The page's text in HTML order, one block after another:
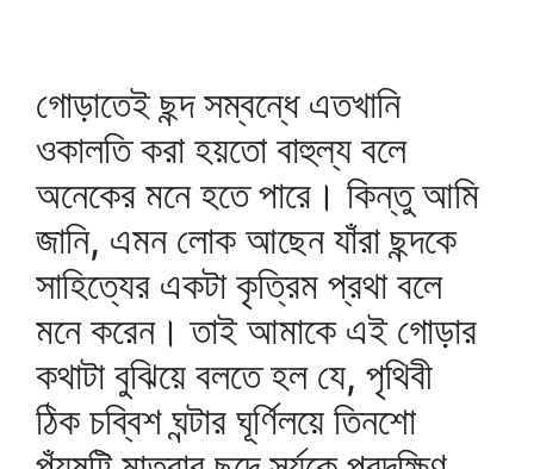
গোড়াতেই ছন্দ সম্বন্ধে এতখানি
ওকালতি করা হয়তো বাহুল্য বলে
অনেকের মনে হতে পারে। কিন্তু আমি
জানি, এমন লোক আছেন যাঁরা ছন্দকে
সাহিত্যের একটা কৃত্রিম প্রথা বলে
মনে করেন। তাই আমাকে এই গোড়ার
কথাটা বুঝিয়ে বলতে হল যে, পৃথিবী
ঠিক চব্বিশ ঘন্টার ঘূর্ণিলয়ে তিনশো